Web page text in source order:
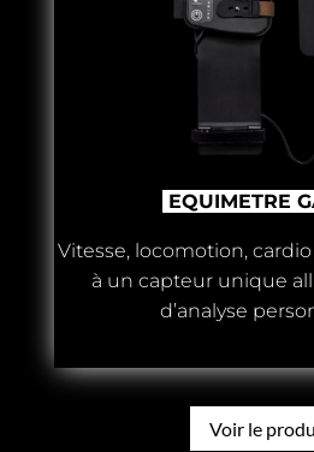
EQUIMETRE
Vitesse, locomotion,
à un capteur unique
d’analyse
Voir le